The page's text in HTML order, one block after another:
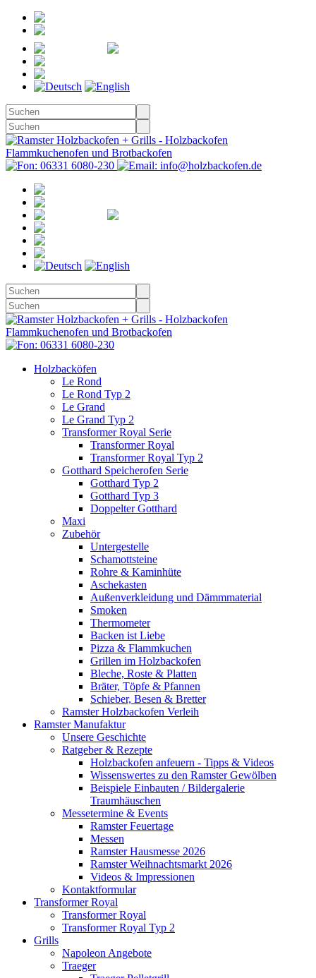
Holzbacköfen
Le Rond
Le Rond Typ 2
Le Grand
Le Grand Typ 2
Transformer Royal Serie
Transformer Royal
Transformer Royal Typ 2
Gotthard Speicherofen Serie
Gotthard Typ 2
Gotthard Typ 3
Doppelter Gotthard
Maxi
Zubehör
Untergestelle
Schamottsteine
Rohre & Kaminhüte
Aschekasten
Außenverkleidung und Dämmmaterial
Smoken
Thermometer
Backen ist Liebe
Pizza & Flammkuchen
Grillen im Holzbackofen
Bleche, Roste & Platten
Bräter, Töpfe & Pfannen
Schieber, Besen & Bretter
Ramster Holzbackofen Verleih
Ramster Manufaktur
Unsere Geschichte
Ratgeber & Rezepte
Holzbackofen anfeuern - Tipps & Videos
Wissenswertes zu den Ramster Gewölben
Beispiele Einbauten / Bildergalerie
Traumhäuschen
Messetermine & Events
Ramster Feuertage
Messen
Ramster Hausmesse 2026
Ramster Weihnachtsmarkt 2026
Videos & Impressionen
Kontaktformular
Transformer Royal
Transformer Royal
Transformer Royal Typ 2
Grills
Napoleon Angebote
Traeger